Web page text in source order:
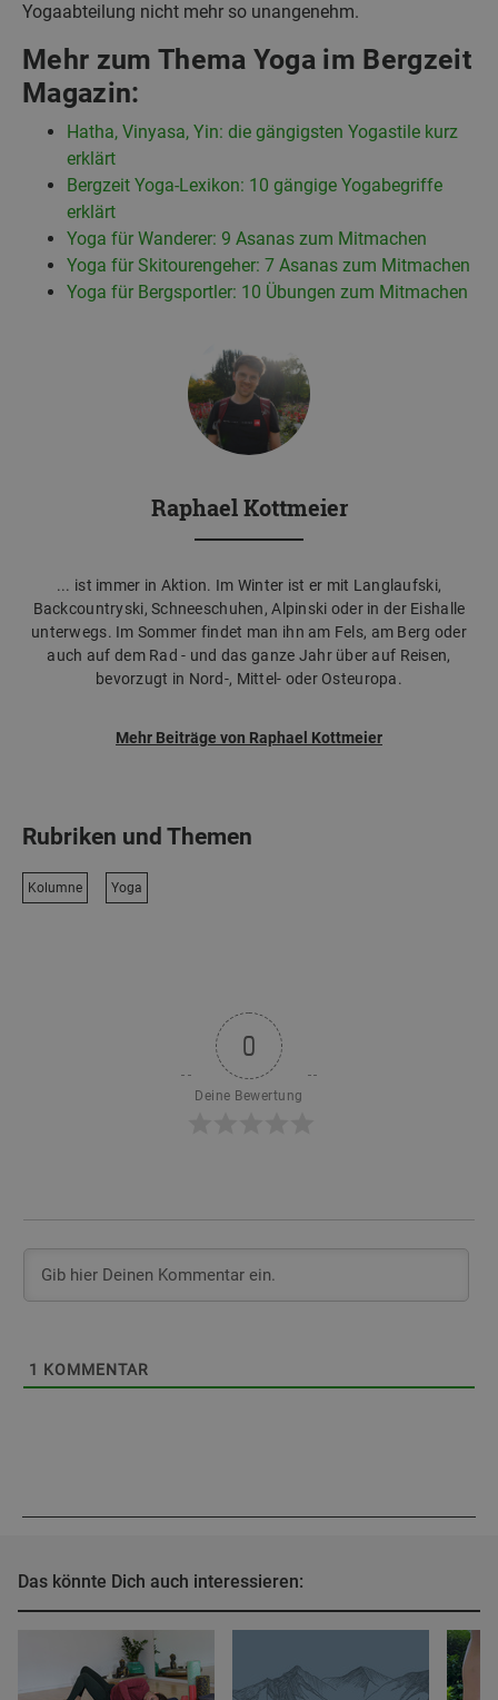
Yogaabteilung nicht mehr so unangenehm.
Mehr zum Thema Yoga im Bergzeit
Magazin:
Hatha, Vinyasa, Yin: die gängigsten Yogastile kurz
erklärt
Bergzeit Yoga-Lexikon: 10 gängige Yogabegriffe
erklärt
Yoga für Wanderer: 9 Asanas zum Mitmachen
Yoga für Skitourengeher: 7 Asanas zum Mitmachen
Yoga für Bergsportler: 10 Übungen zum Mitmachen
Raphael Kottmeier
... ist immer in Aktion. Im Winter ist er mit Langlaufski,
Backcountryski, Schneeschuhen, Alpinski oder in der Eishalle
unterwegs. Im Sommer findet man ihn am Fels, am Berg oder
auch auf dem Rad - und das ganze Jahr über auf Reisen,
bevorzugt in Nord-, Mittel- oder Osteuropa.
Mehr Beiträge von Raphael Kottmeier
Rubriken und Themen
Kolumne Yoga
0
Deine Bewertung
1 KOMMENTAR
Das könnte Dich auch interessieren: